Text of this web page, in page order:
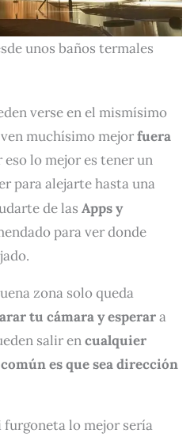
unos baños termales
verse en el mismísimo
muchísimo mejorfuera
eso lo mejor es tener un
para alejarte hasta una
de las Apps y
para ver donde
zona solo queda
tu cámara y esperara
salir encualquier
es que sea dirección
furgoneta lo mejor sería